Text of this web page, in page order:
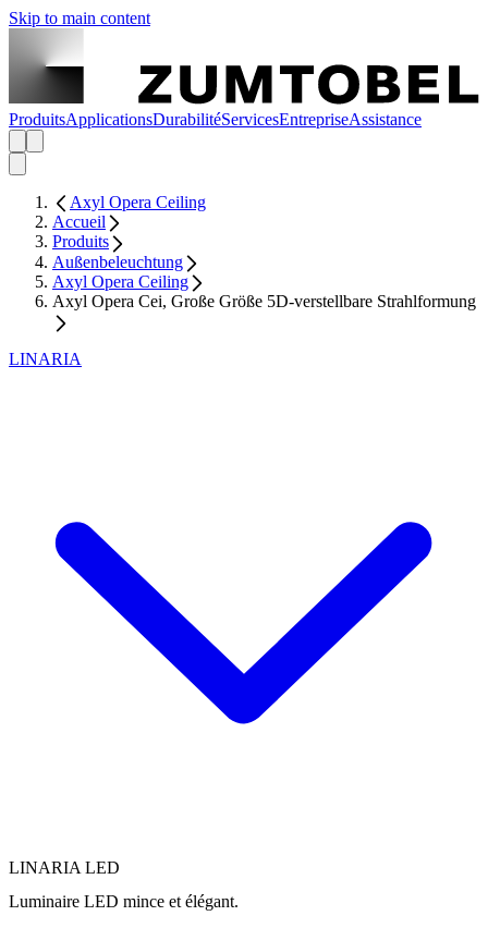
Skip to main content
ProduitsApplicationsDurabilitéServicesEntrepriseAssistance
Axyl Opera Ceiling
Accueil
Produits
Außenbeleuchtung
Axyl Opera Ceiling
Axyl Opera Cei, Große Größe 5D-verstellbare Strahlformung
LINARIA
LINARIA LED
Luminaire LED mince et élégant.